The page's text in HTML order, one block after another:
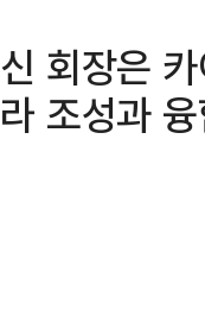
신 회장은
라 조성과